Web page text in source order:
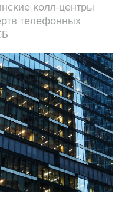
колл-центры
телефонных